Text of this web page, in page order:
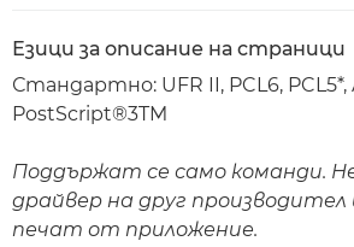
Езици за описание на страници
Стандартно: UFR II, PCL6,
PostScript®3TM
Поддържат се само команди.
драйвер на друг
печат от приложение.